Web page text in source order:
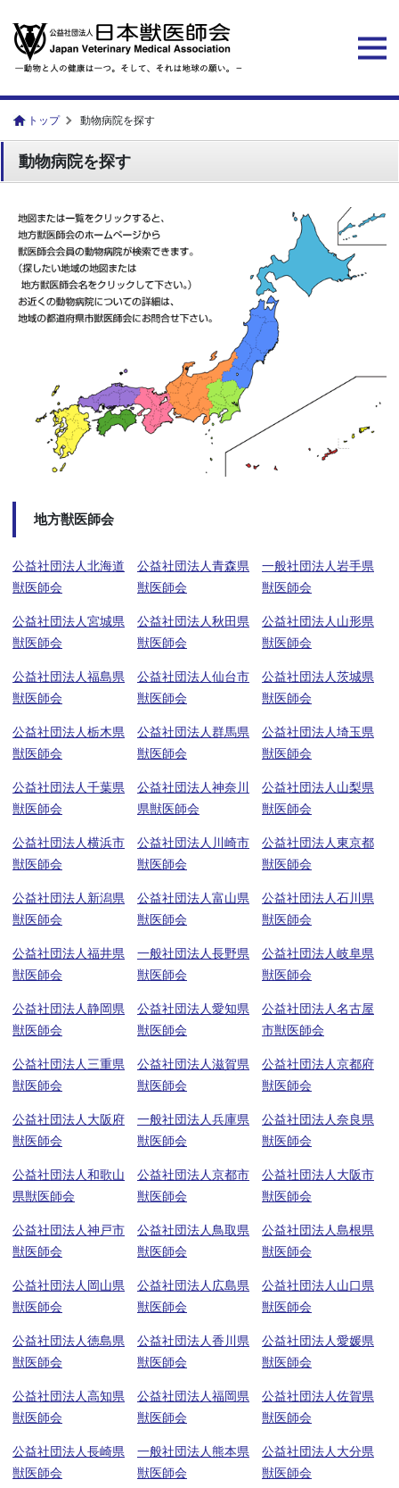
トップ 動物病院を探す
動物病院を探す
地方獣医師会
公益社団法人北海道
獣医師会
公益社団法人青森県
獣医師会
一般社団法人岩手県
獣医師会
公益社団法人宮城県
獣医師会
公益社団法人秋田県
獣医師会
公益社団法人山形県
獣医師会
公益社団法人福島県
獣医師会
公益社団法人仙台市
獣医師会
公益社団法人茨城県
獣医師会
公益社団法人栃木県
獣医師会
公益社団法人群馬県
獣医師会
公益社団法人埼玉県
獣医師会
公益社団法人千葉県
獣医師会
公益社団法人神奈川
県獣医師会
公益社団法人山梨県
獣医師会
公益社団法人横浜市
獣医師会
公益社団法人川崎市
獣医師会
公益社団法人東京都
獣医師会
公益社団法人新潟県
獣医師会
公益社団法人富山県
獣医師会
公益社団法人石川県
獣医師会
公益社団法人福井県
獣医師会
一般社団法人長野県
獣医師会
公益社団法人岐阜県
獣医師会
公益社団法人静岡県
獣医師会
公益社団法人愛知県
獣医師会
公益社団法人名古屋
市獣医師会
公益社団法人三重県
獣医師会
公益社団法人滋賀県
獣医師会
公益社団法人京都府
獣医師会
公益社団法人大阪府
獣医師会
一般社団法人兵庫県
獣医師会
公益社団法人奈良県
獣医師会
公益社団法人和歌山
県獣医師会
公益社団法人京都市
獣医師会
公益社団法人大阪市
獣医師会
公益社団法人神戸市
獣医師会
公益社団法人鳥取県
獣医師会
公益社団法人島根県
獣医師会
公益社団法人岡山県
獣医師会
公益社団法人広島県
獣医師会
公益社団法人山口県
獣医師会
公益社団法人徳島県
獣医師会
公益社団法人香川県
獣医師会
公益社団法人愛媛県
獣医師会
公益社団法人高知県
獣医師会
公益社団法人福岡県
獣医師会
公益社団法人佐賀県
獣医師会
公益社団法人長崎県
獣医師会
一般社団法人熊本県
獣医師会
公益社団法人大分県
獣医師会